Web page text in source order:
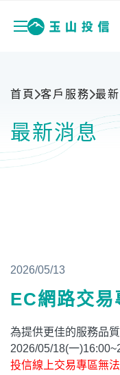
首頁 客戶服務 最
最新消息
2026/05/13
EC網路交易
為提供更佳的服務品
2026/05/18(一
投信線上交易專區無